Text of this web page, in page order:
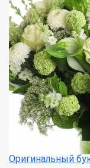
Оригинальный